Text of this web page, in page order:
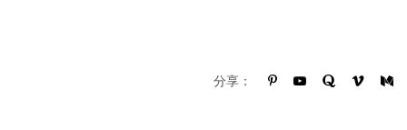
分享：